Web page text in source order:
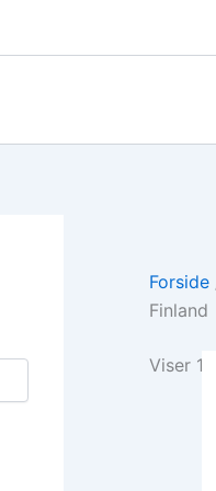
Forside
Finland
Viser